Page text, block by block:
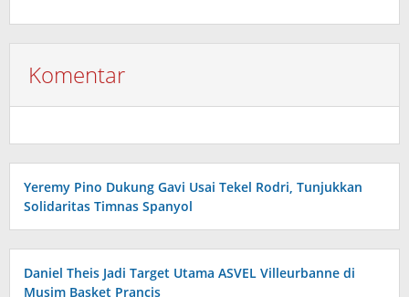
Komentar
Yeremy Pino Dukung Gavi Usai Tekel Rodri, Tunjukkan
Solidaritas Timnas Spanyol
Daniel Theis Jadi Target Utama ASVEL Villeurbanne di
Musim Basket Prancis